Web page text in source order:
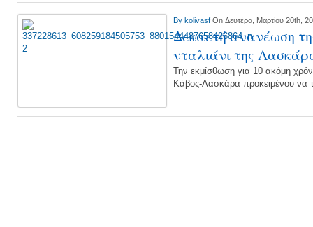
By kolivasf On Δευτέρα, Μαρτίου 20th,
Δεκαετή ανανέωση
νταλιάνι της
Την εκμίσθωση για 10 ακόμη
Κάβος-Λασκάρα προκειμένου να